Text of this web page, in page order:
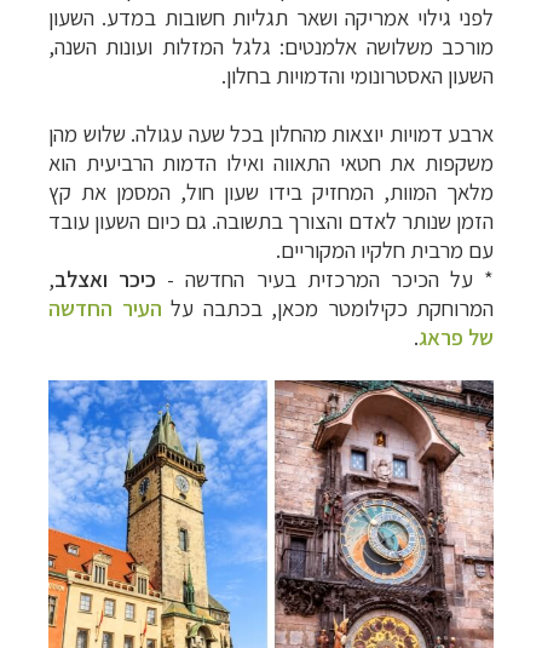
לפני גילוי אמריקה ושאר תגליות חשובות במדע. השעון
מורכב משלושה אלמנטים: גלגל המזלות ועונות השנה,
השעון האסטרונומי והדמויות בחלון.
ארבע דמויות יוצאות מהחלון בכל שעה עגולה. שלוש מהן
משקפות את חטאי התאווה ואילו הדמות הרביעית הוא
מלאך המוות, המחזיק בידו שעון חול, המסמן את קץ
הזמן שנותר לאדם והצורך בתשובה. גם כיום השעון עובד
עם מרבית חלקיו המקוריים.
* על הכיכר המרכזית בעיר החדשה - כיכר ואצלב,
המרוחקת כקילומטר מכאן, בכתבה על העיר החדשה
של פראג.